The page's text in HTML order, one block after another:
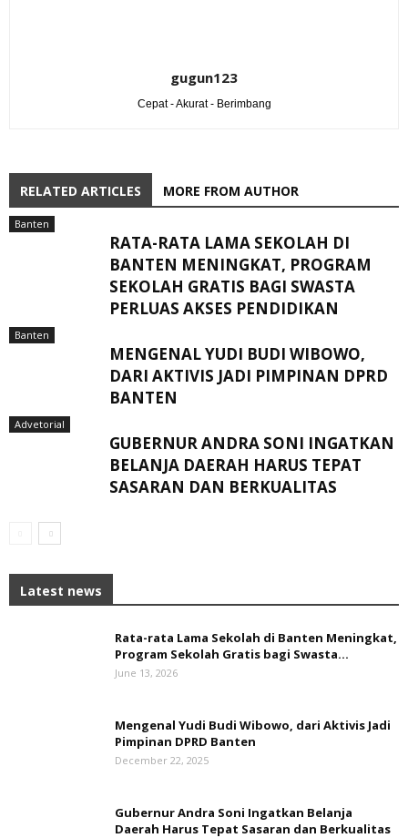
gugun123
Cepat - Akurat - Berimbang
RELATED ARTICLES MORE FROM AUTHOR
Banten
RATA-RATA LAMA SEKOLAH DI
BANTEN MENINGKAT, ‎PROGRAM
SEKOLAH GRATIS BAGI SWASTA
PERLUAS AKSES PENDIDIKAN ‎ ‎
Banten
MENGENAL YUDI BUDI WIBOWO,
DARI AKTIVIS JADI PIMPINAN DPRD
BANTEN
Advetorial
GUBERNUR ANDRA SONI INGATKAN
BELANJA DAERAH HARUS TEPAT
SASARAN DAN BERKUALITAS
Latest news
Rata-rata Lama Sekolah di Banten Meningkat,
‎Program Sekolah Gratis bagi Swasta...
June 13, 2026
Mengenal Yudi Budi Wibowo, dari Aktivis Jadi
Pimpinan DPRD Banten
December 22, 2025
Gubernur Andra Soni Ingatkan Belanja
Daerah Harus Tepat Sasaran dan Berkualitas